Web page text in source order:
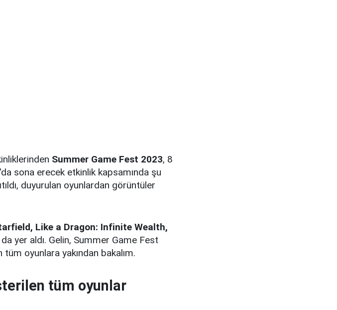
Summer Game Fest 2023, 8
sona erecek etkinlik kapsamında şu
duyurulan oyunlardan görüntüler
Like a Dragon: Infinite Wealth,
da yer aldı. Gelin, Summer Game Fest
oyunlara yakından bakalım.
tüm oyunlar